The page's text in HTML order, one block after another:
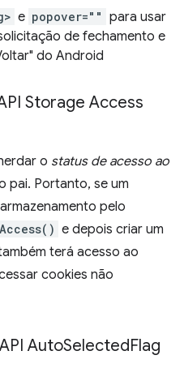
e popover="" para usar
de fechamento e
do Android
Storage Access
o status de acesso ao
pai. Portanto, se um
pelo
e depois criar um
terá acesso ao
cookies não
AutoSelectedFlag